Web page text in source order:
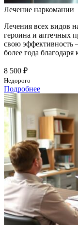
Лечение наркомании
Лечения всех видов
героина и аптечных
свою эффективность
более года
8 500 ₽
Недорого
Подробнее